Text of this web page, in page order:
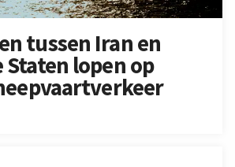
tussen Iran en
Staten lopen op